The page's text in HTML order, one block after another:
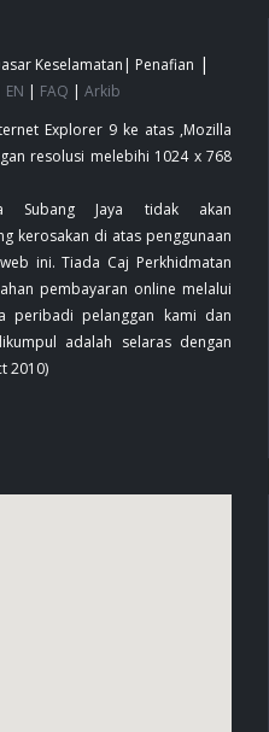
Keselamatan | Penafian |
EN | FAQ | Arkib
Explorer 9 ke atas ,Mozilla
resolusi melebihi 1024 x 768
Subang Jaya tidak akan
kerosakan di atas penggunaan
ini. Tiada Caj Perkhidmatan
pembayaran online melalui
peribadi pelanggan kami dan
adalah selaras dengan
2010)